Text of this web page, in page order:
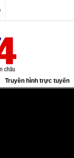
Truyền hình trực tuyến